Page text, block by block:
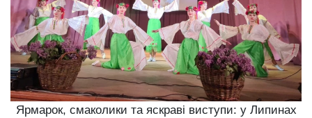
Ярмарок, смаколики та яскраві виступи: у Липинах